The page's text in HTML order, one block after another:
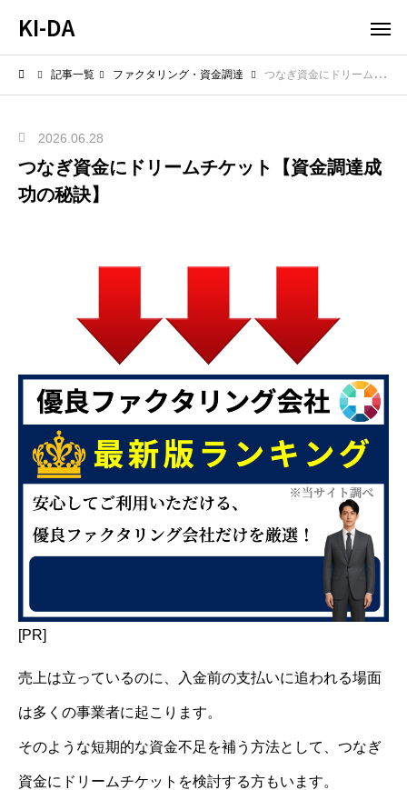
KI-DA
記事一覧 ファクタリング・資金調達 つなぎ資金にドリームチケット【資金調達成功の秘訣】
2026.06.28
つなぎ資金にドリームチケット【資金調達成
功の秘訣】
[PR]
売上は立っているのに、入金前の支払いに追われる場面
は多くの事業者に起こります。
そのような短期的な資金不足を補う方法として、つなぎ
資金にドリームチケットを検討する方もいます。